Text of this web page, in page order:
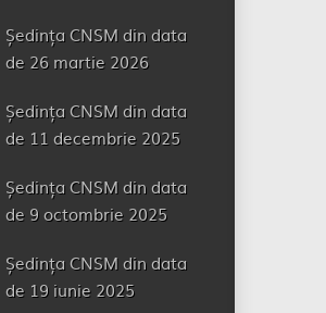
Ședința CNSM din data
de 26 martie 2026
Ședința CNSM din data
de 11 decembrie 2025
Ședința CNSM din data
de 9 octombrie 2025
Ședința CNSM din data
de 19 iunie 2025